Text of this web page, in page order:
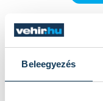
Beleegyezés
SOROZAT
HAZAI